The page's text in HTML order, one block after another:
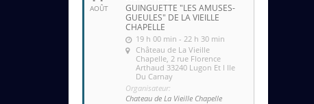
AOÛT
GUINGUETTE "LES AMUSES-
GUEULES" DE LA VIEILLE
CHAPELLE
19 h 00 min - 22 h 30 min
Château de La Vieille
Chapelle , 2 rue Florence
Arthaud 33240 Lugon Et l Ile
Du Carnay
Organisateur:
Chateau de La Vieille Chapelle